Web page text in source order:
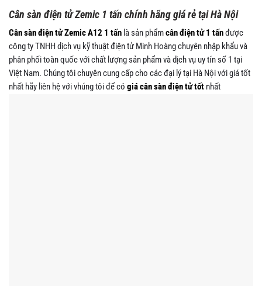
Cân sàn điện tử Zemic 1 tấn chính hãng giá rẻ tại Hà Nội
Cân sàn điện tử Zemic A12 1 tấn là sản phẩmcân điện tử 1 tấnđược
công ty TNHH dịch vụ kỹ thuật điện tử Minh Hoàng chuyên nhập khẩu và
phân phối toàn quốc với chất lượng sản phẩm và dịch vụ uy tín số 1 tại
Việt Nam. Chúng tôi chuyên cung cấp cho các đại lý tại Hà Nội với giá tốt
nhất hãy liên hệ với vhúng tôi để có giácân sàn điện tửtốt nhất